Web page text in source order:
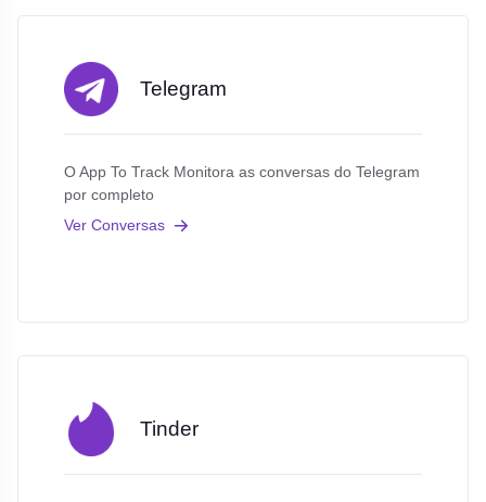
Telegram
O App To Track Monitora as conversas do Telegram
por completo
Ver Conversas
Tinder